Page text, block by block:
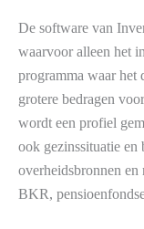
De software van
waarvoor alleen het
programma waar het
grotere bedragen
wordt een profiel
ook gezinssituatie en
overheidsbronnen en
BKR,